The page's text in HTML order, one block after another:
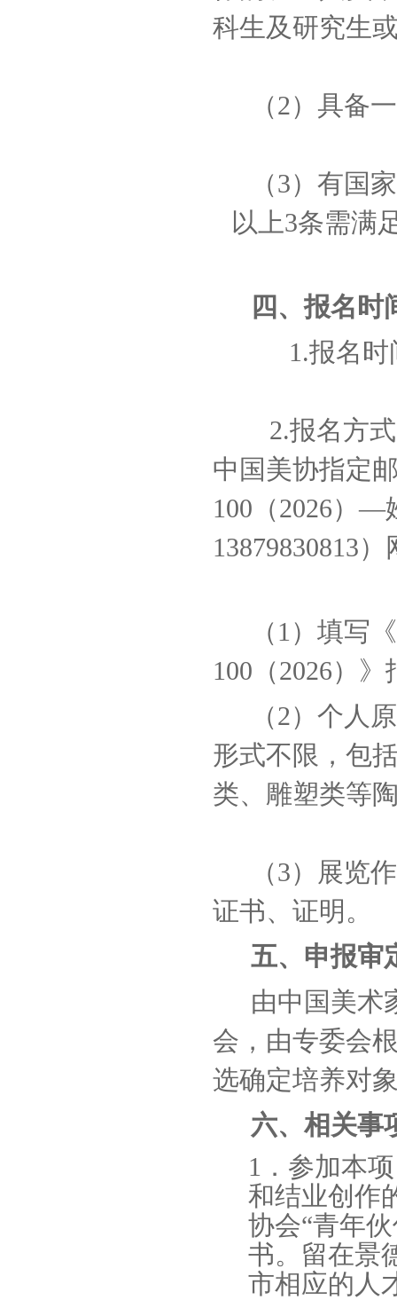
科生及研究生
（2）具备
（3）有国
以上3条需满
四、报名时
1.报名
2.报名方
中国美协指定
100（2026）
13879830813
（1）填写
100（2026）
（2）个人
形式不限，包
类、雕塑类等
（3）展览
证书、证明。
五、申报审
由中国美术
会，由专委会
选确定培养对
六、相关事
1．参加本
和结业创作
协会“青年
书。留在景
市相应的人